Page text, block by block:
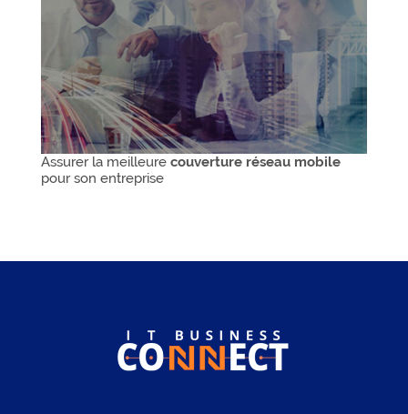
Assurer la meilleure couverture réseau mobile
pour son entreprise